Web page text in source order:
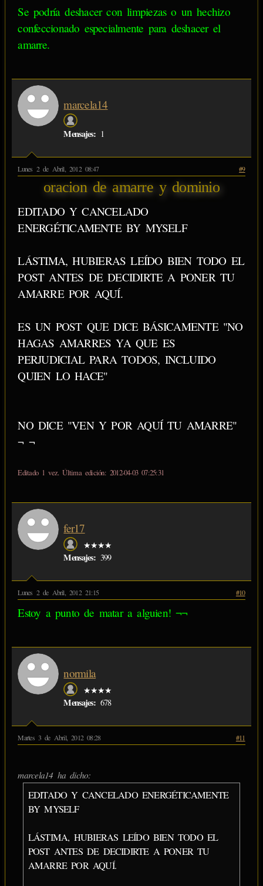
Se podría deshacer con limpiezas o un hechizo
confeccionado especialmente para deshacer el
amarre.
marcela14
Mensajes: 1
Lunes 2 de Abril, 2012 08:47 #9
oracion de amarre y dominio
EDITADO Y CANCELADO
ENERGÉTICAMENTE BY MYSELF
LÁSTIMA, HUBIERAS LEÍDO BIEN TODO EL
POST ANTES DE DECIDIRTE A PONER TU
AMARRE POR AQUÍ.
ES UN POST QUE DICE BÁSICAMENTE "NO
HAGAS AMARRES YA QUE ES
PERJUDICIAL PARA TODOS, INCLUIDO
QUIEN LO HACE"
NO DICE "VEN Y POR AQUÍ TU AMARRE"
¬ ¬
Editado 1 vez. Última edición: 2012-04-03 07:25:31
fer17
★★★★
Mensajes: 399
Lunes 2 de Abril, 2012 21:15 #10
Estoy a punto de matar a alguien! ¬¬
normila
★★★★
Mensajes: 678
Martes 3 de Abril, 2012 08:28 #11
marcela14 ha dicho:
EDITADO Y CANCELADO ENERGÉTICAMENTE
BY MYSELF
LÁSTIMA, HUBIERAS LEÍDO BIEN TODO EL
POST ANTES DE DECIDIRTE A PONER TU
AMARRE POR AQUÍ.